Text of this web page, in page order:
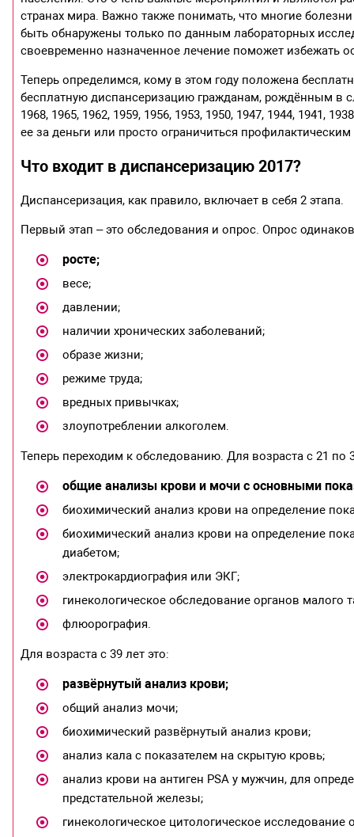
странах мира. Важно также понимать, что многие
быть обнаружены только по данным лабораторных
своевременно назначенное лечение поможет избежать
Теперь определимся, кому в этом году положена
бесплатную диспансеризацию гражданам, рождённым в
1968, 1965, 1962, 1959, 1956, 1953, 1950, 1947, 1944, 1941,
ее за деньги или просто ограничиться
Что входит в диспансеризацию 2017?
Диспансеризация, как правило, включает в себя 2 этапа.
Первый этап – это обследования и опрос. Опрос
росте;
весе;
давлении;
наличии хронических заболеваний;
образе жизни;
режиме труда;
вредных привычках;
злоупотреблении алкоголем.
Теперь переходим к обследованию. Для возраста с 21 по
общие анализы крови и мочи с основными
биохимический анализ крови на определение
биохимический анализ крови на определение
диабетом;
электрокардиография или ЭКГ;
гинекологическое обследование органов
флюорография.
Для возраста с 39 лет это:
развёрнутый анализ крови;
общий анализ мочи;
биохимический развёрнутый анализ крови;
анализ кала с показателем на скрытую кровь;
анализ крови на антиген PSA у мужчин, для
предстательной железы;
гинекологическое цитологическое